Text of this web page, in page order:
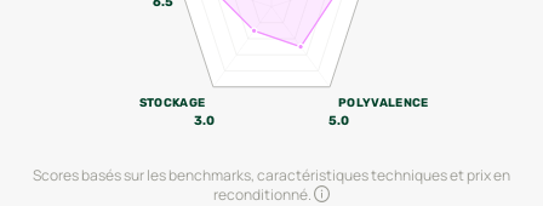
POLYVALENCE
5.0
STOCKAGE
3.0
Scores basés sur les benchmarks, caractéristiques techniques et prix en
reconditionné.